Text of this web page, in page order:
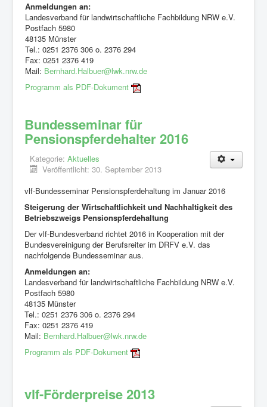
Kontakt
Anmeldungen an:
Landesverband für landwirtschaftliche Fachbildung NRW e.V.
Postfach 5980
48135 Münster
Tel.: 0251 2376 306 o. 2376 294
Fax: 0251 2376 419
Mail: Bernhard.Halbuer@lwk.nrw.de
Programm als PDF-Dokument
Bundesseminar für
Pensionspferdehalter 2016
Kategorie: Aktuelles
Veröffentlicht: 30. September 2013
vlf-Bundesseminar Pensionspferdehaltung im Januar 2016
Steigerung der Wirtschaftlichkeit und Nachhaltigkeit des
Betriebszweigs Pensionspferdehaltung
Der vlf-Bundesverband richtet 2016 in Kooperation mit der
Bundesvereinigung der Berufsreiter im DRFV e.V. das
nachfolgende Bundesseminar aus.
Anmeldungen an:
Landesverband für landwirtschaftliche Fachbildung NRW e.V.
Postfach 5980
48135 Münster
Tel.: 0251 2376 306 o. 2376 294
Fax: 0251 2376 419
Mail: Bernhard.Halbuer@lwk.nrw.de
Programm als PDF-Dokument
vlf-Förderpreise 2013